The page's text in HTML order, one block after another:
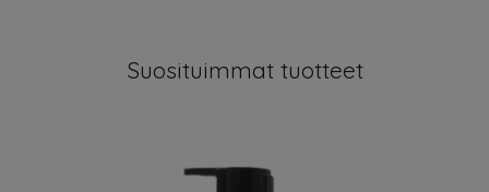
Suosituimmat tuotteet